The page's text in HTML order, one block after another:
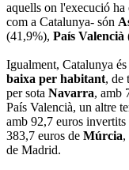
aquells on l'execució ha
com a Catalunya- són
(41,9%), País Valencià
Igualment, Catalunya és
baixa per habitant, de
per sota Navarra, amb
País Valencià, un altre
amb 92,7 euros
383,7 euros de Múrcia,
de Madrid.